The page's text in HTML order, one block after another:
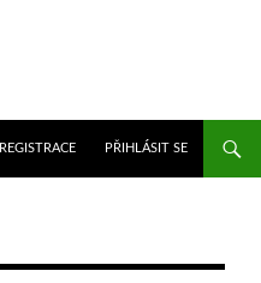
REGISTRACE
PŘIHLÁSIT SE